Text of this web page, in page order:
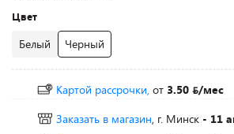
Цвет
Белый Черный
Картой рассрочки, от 3.50
/мес
Заказать в магазин, г. Минск - 11